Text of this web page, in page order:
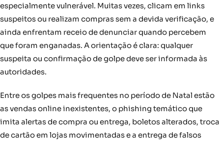
especialmente vulnerável. Muitas vezes, clicam em links
suspeitos ou realizam compras sem a devida verificação, e
ainda enfrentam receio de denunciar quando percebem
que foram enganadas. A orientação é clara: qualquer
suspeita ou confirmação de golpe deve ser informada às
autoridades.
Entre os golpes mais frequentes no período de Natal estão
as vendas online inexistentes, o phishing temático que
imita alertas de compra ou entrega, boletos alterados, troca
de cartão em lojas movimentadas e a entrega de falsos